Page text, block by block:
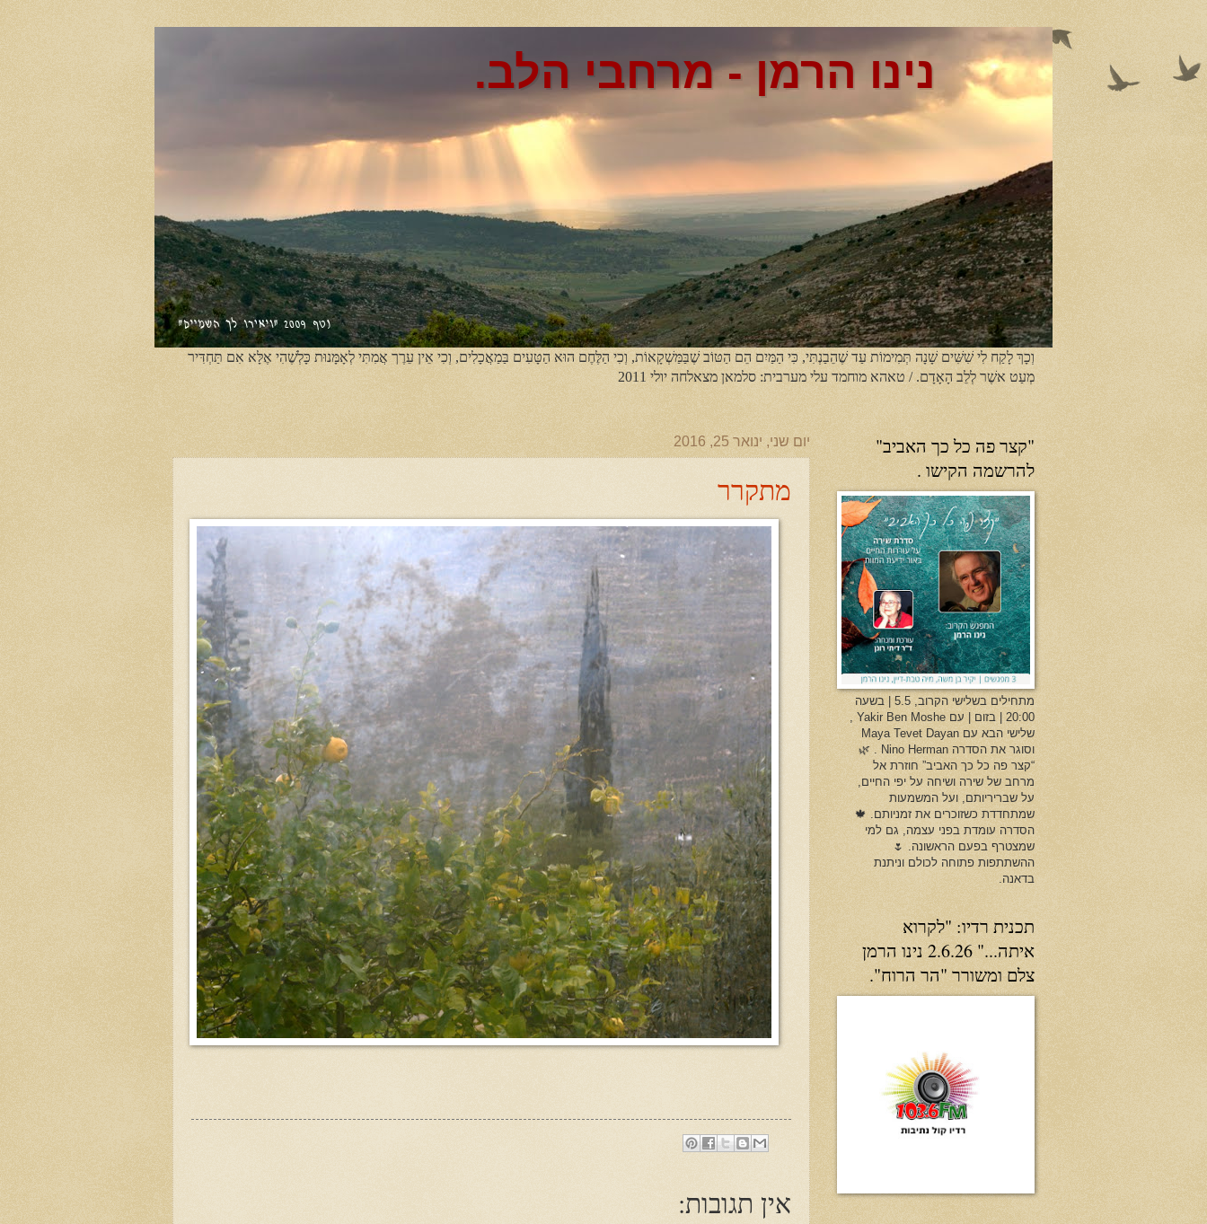
נינו הרמן - מרחבי הלב.
וְכָךְ לָקַח לִי שִׁשִּׁים שָׁנָה תְּמִימוֹת עַד שֶׁהֵבַנְתִּי, כִּי הַמַּיִם הֵם הַטּוֹב שֶׁבַּמַּשְׁקָאוֹת, וְכִי הַלֶּחֶם הוּא הַטָּעִים בַּמַאֲכָלִים, וְכִי אֵין עֵרֶך אֲמִתִּי לְאָמָּנוּת כָּלְשֶׁהִי אֶלָּא אִם תַּחְדִּיר
מְעַט אשֶׁר לְלֵב הָאָדָם. / טאהא מוחמד עלי מערבית: סלמאן מצאלחה יולי 2011
יום שני, ינואר 25, 2016
מתקרר
אין תגובות:
"קצר פה כל כך האביב"
להרשמה הקישו .
מתחילים בשלישי הקרוב, 5.5 | בשעה
20:00 | בזום | עם Yakir Ben Moshe ,
שלישי הבא עם Maya Tevet Dayan
וסוגר את הסדרה Nino Herman . 🌿
“קצר פה כל כך האביב” חוזרת אל
מרחב של שירה ושיחה על יפי החיים,
על שבריריותם, ועל המשמעות
שמתחדדת כשזוכרים את זמניותם. 🍁
הסדרה עומדת בפני עצמה, גם למי
שמצטרף בפעם הראשונה. 🌷
ההשתתפות פתוחה לכולם וניתנת
בדאנה.
תכנית רדיו: "לקרוא
איתה..." 2.6.26 נינו הרמן
צלם ומשורר "הר הרוח".